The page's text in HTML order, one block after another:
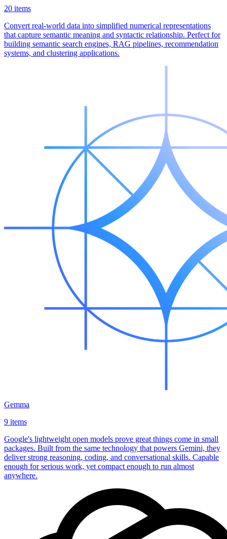
20 items
Convert real-world data into simplified numerical representations
that capture semantic meaning and syntactic relationship. Perfect for
building semantic search engines, RAG pipelines, recommendation
systems, and clustering applications.
Gemma
9 items
Google's lightweight open models prove great things come in small
packages. Built from the same technology that powers Gemini, they
deliver strong reasoning, coding, and conversational skills. Capable
enough for serious work, yet compact enough to run almost
anywhere.